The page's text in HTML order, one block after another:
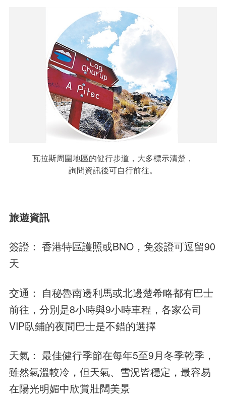
瓦拉斯周圍地區的健行步道，大多標示清楚，
詢問資訊後可自行前往。
旅遊資訊
簽證： 香港特區護照或BNO，免簽證可逗留90
天
交通： 自秘魯南邊利馬或北邊楚希略都有巴士
前往，分別是8小時與9小時車程，各家公司
VIP臥鋪的夜間巴士是不錯的選擇
天氣： 最佳健行季節在每年5至9月冬季乾季，
雖然氣溫較冷，但天氣、雪況皆穩定，最容易
在陽光明媚中欣賞壯闊美景